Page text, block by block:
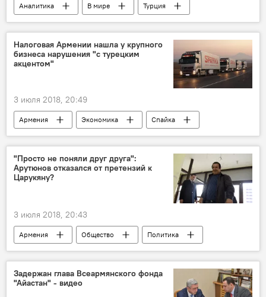
Аналитика В мире
Турция
Реджеп Эрдоган
Дарон Аджемоглу
должность
кризис
СМИ
Налоговая Армении нашла у крупного
бизнеса нарушения "с турецким
акцентом"
3 июля 2018, 20:49
Армения Экономика
Спайка
налоги
Коррупционные разоблачения в Армении
"Просто не поняли друг друга":
Арутюнов отказался от претензий к
Царукяну?
3 июля 2018, 20:43
Армения Общество
Политика
Царукян
спорткомплекс
Новости Армения
инцидент
Задержан глава Всеармянского фонда
"Айастан" - видео